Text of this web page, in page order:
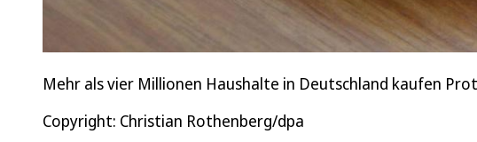
Mehr als vier Millionen Haushalte in Deutschland kaufen
Copyright: Christian Rothenberg/dpa